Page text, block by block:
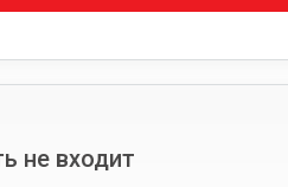
не входит